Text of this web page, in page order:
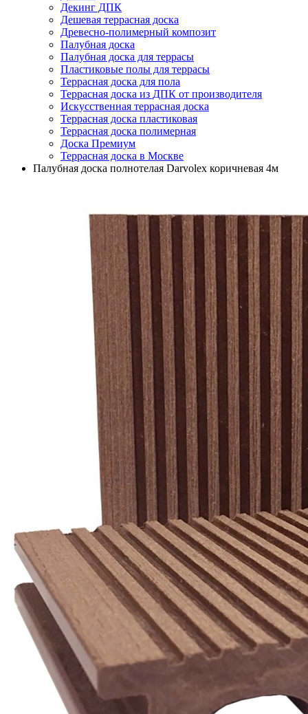
Декинг ДПК
Дешевая террасная доска
Древесно-полимерный композит
Палубная доска
Палубная доска для террасы
Пластиковые полы для террасы
Террасная доска для пола
Террасная доска из ДПК от производителя
Искусственная террасная доска
Террасная доска пластиковая
Террасная доска полимерная
Доска Премиум
Террасная доска в Москве
Палубная доска полнотелая Darvolex коричневая 4м